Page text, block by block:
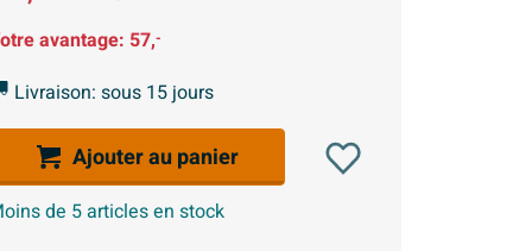
avantage: 57,-
Livraison: sous 15 jours
Ajouter au panier
de 5 articles en stock